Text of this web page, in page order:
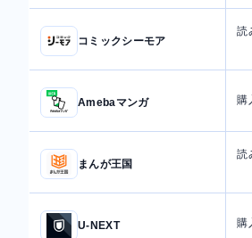
コミックシーモア
読
Amebaマンガ 購
まんが王国
読
U-NEXT 購